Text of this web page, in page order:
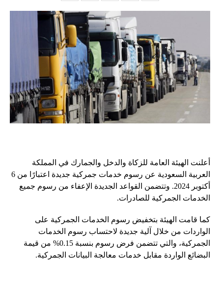
أعلنت الهيئة العامة للزكاة والدخل والجمارك في المملكة
العربية السعودية عن رسوم خدمات جمركية جديدة اعتبارًا من 6
أكتوبر 2024. وتتضمن القواعد الجديدة الإعفاء من رسوم جميع
الخدمات الجمركية للصادرات.
كما قامت الهيئة بتخفيض رسوم الخدمات الجمركية على
الواردات من خلال آلية جديدة لاحتساب رسوم الخدمات
الجمركية، والتي تتضمن فرض رسوم بنسبة 0.15% من قيمة
البضائع الواردة مقابل خدمات معالجة البيانات الجمركية.